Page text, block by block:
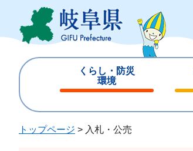
ジ
ュ
くらし・防災
環境
じ
じ
トップページ > 入札・公売